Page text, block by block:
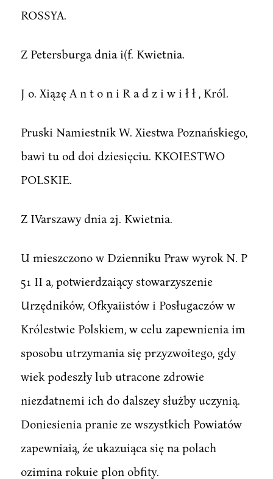
ROSSYA.
Z Petersburga dnia i(f. Kwietnia.
J o. Xią2ę A n t o n i R a d z i w i ł ł , Król.
Pruski Namiestnik W. Xiestwa Poznańskiego,
bawi tu od doi dziesięciu. KKOIESTWO
POLSKIE.
Z IVarszawy dnia 2j. Kwietnia.
U mieszczono w Dzienniku Praw wyrok N. P
51 II a, potwierdzaiący stowarzyszenie
Urzędników, Ofkyaiistów i Posługaczów w
Królestwie Polskiem, w celu zapewnienia im
sposobu utrzymania się przyzwoitego, gdy
wiek podeszły lub utracone zdrowie
niezdatnemi ich do dalszey służby uczynią.
Doniesienia pranie ze wszystkich Powiatów
zapewniaią, źe ukazuiąca się na polach
ozimina rokuie plon obfity.